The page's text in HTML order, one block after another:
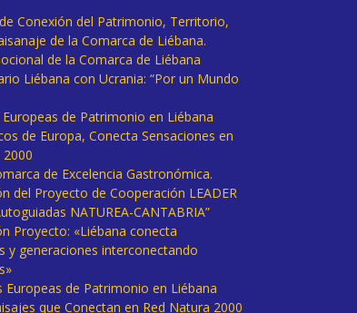
Conexión del Patrimonio, Territorio,
de la Comarca de Liébana.
de la Comarca de Liébana
Liébana con Ucrania: “Por un Mundo
Europeas de Patrimonio en Liébana
de Europa, Conecta Sensaciones en
de Excelencia Gastronómica.
del Proyecto de Cooperación LEADER
NATUREA-CANTABRIA”
Proyecto: «Liébana conecta
y generaciones interconectando
Europeas de Patrimonio en Liébana
que Conectan en Red Natura 2000